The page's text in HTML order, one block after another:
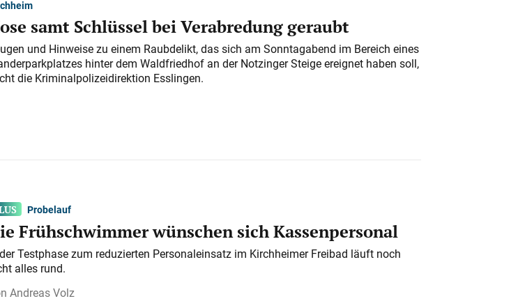
samt Schlüssel bei Verabredung geraubt
und Hinweise zu einem Raubdelikt, das sich am Sonntagabend im Bereich eines
hinter dem Waldfriedhof an der Notzinger Steige ereignet haben soll,
die Kriminalpolizeidirektion Esslingen.
Probelauf
Frühschwimmer wünschen sich Kassenpersonal
Testphase zum reduzierten Personaleinsatz im Kirchheimer Freibad läuft noch
alles rund.
Andreas Volz